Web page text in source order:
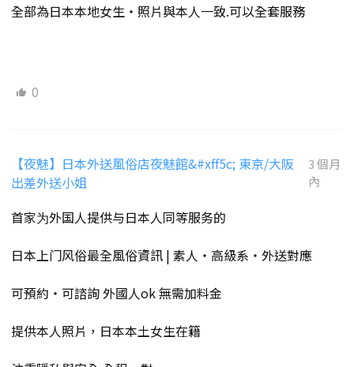
全部為日本本地女生・照片與本人一致.可以全套服務
0
【夜魅】日本外送風俗店夜魅館&#xff5c; 東京/大阪
出差外送小姐
3 個月
內
首家为外国人提供与日本人同等服务的
日本上门风俗最全風俗資訊 | 素人・高級系・外送對應
可預約・可諮詢 外國人ok 無需加料金
提供本人照片，日本本土女生在籍